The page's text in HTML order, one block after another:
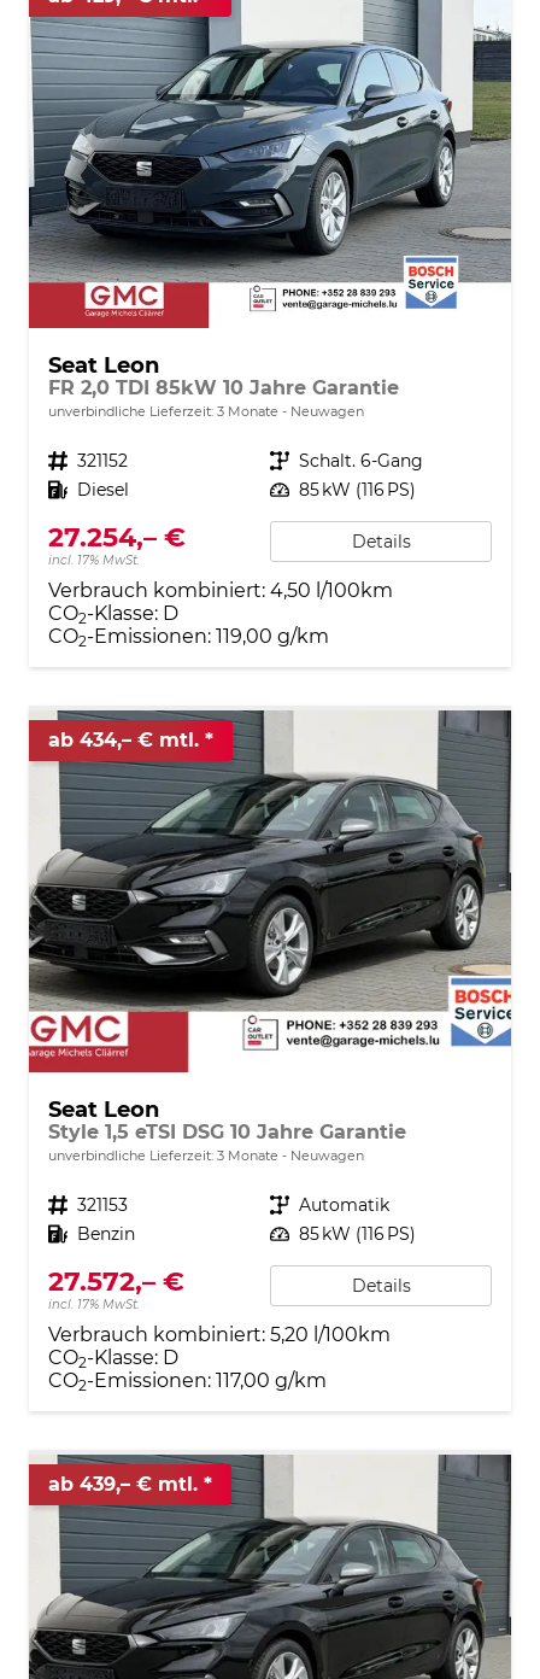
Seat Leon
FR 2,0 TDI 85kW 10 Jahre Garantie
unverbindliche Lieferzeit: 3 Monate Neuwagen
Fahrzeugnr. 321152 Getriebe Schalt. 6-Gang
Kraftstoff Diesel Leistung 85 kW (116 PS)
27.254,– €
incl. 17% MwSt.
Details
Verbrauch kombiniert: 4,50 l/100km
CO2-Klasse: D
CO2-Emissionen: 119,00 g/km
ab 434,– € mtl.
Seat Leon
Style 1,5 eTSI DSG 10 Jahre Garantie
unverbindliche Lieferzeit: 3 Monate Neuwagen
Fahrzeugnr. 321153 Getriebe Automatik
Kraftstoff Benzin Leistung 85 kW (116 PS)
27.572,– €
incl. 17% MwSt.
Details
Verbrauch kombiniert: 5,20 l/100km
CO2-Klasse: D
CO2-Emissionen: 117,00 g/km
ab 439,– € mtl.